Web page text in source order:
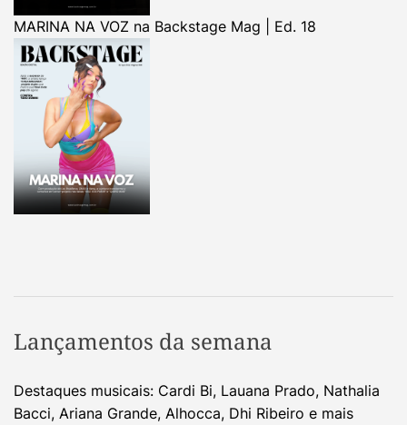
MARINA NA VOZ na Backstage Mag | Ed. 18
Lançamentos da semana
Destaques musicais: Cardi Bi, Lauana Prado, Nathalia
Bacci, Ariana Grande, Alhocca, Dhi Ribeiro e mais